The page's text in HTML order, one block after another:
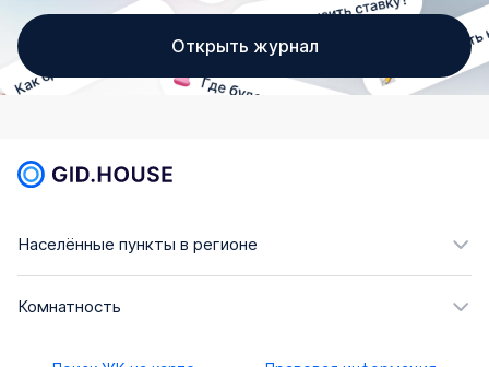
Открыть журнал
Населённые пункты в регионе
Комнатность